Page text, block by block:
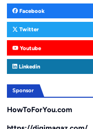
Facebook
Twitter
Youtube
Linkedin
Sponsor
HowToForYou.com